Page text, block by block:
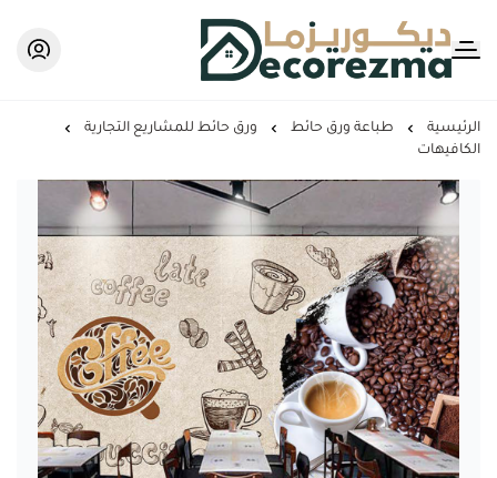
Decorezma
الرئيسية طباعة ورق حائط
ورق حائط للمشاريع التجارية
الكافيهات